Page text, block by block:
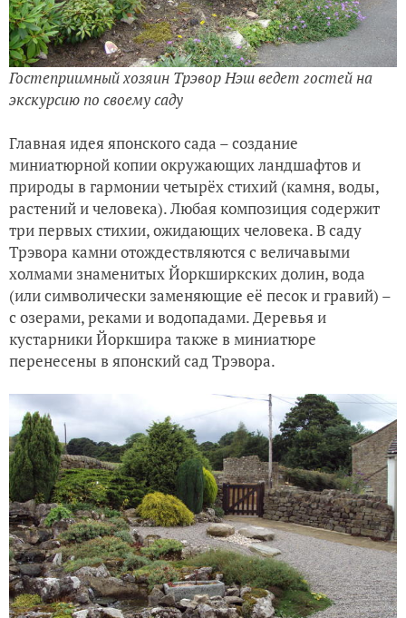
Гостеприимный хозяин Трэвор Нэш ведет гостей на
экскурсию по своему саду
Главная идея японского сада – создание
миниатюрной копии окружающих ландшафтов и
природы в гармонии четырёх стихий (камня, воды,
растений и человека). Любая композиция содержит
три первых стихии, ожидающих человека. В саду
Трэвора камни отождествляются с величавыми
холмами знаменитых Йоркширкских долин, вода
(или символически заменяющие её песок и гравий) –
с озерами, реками и водопадами. Деревья и
кустарники Йоркшира также в миниатюре
перенесены в японский сад Трэвора.